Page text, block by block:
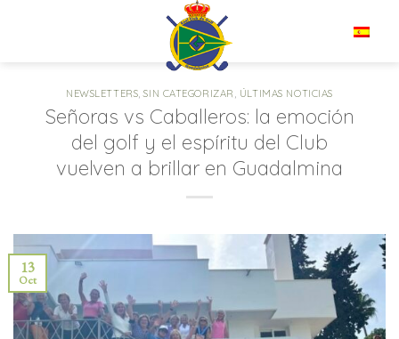
NEWSLETTERS,SIN CATEGORIZAR , ÚLTIMAS NOTICIAS
Señoras vs Caballeros: la emoción
del golf y el espíritu del Club
vuelven a brillar en Guadalmina
13
Oct